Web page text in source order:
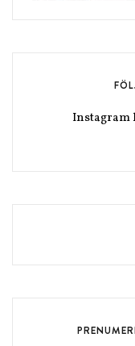
Instagram